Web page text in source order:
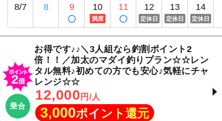
8/7 8 9 10
満席
11 12
定休日
13
定休日
14
定休日
乗合
お得です♪♪＼3人組なら釣割ポイント2
倍！！／加太のマダイ釣りプラン☆☆レン
タル無料♪初めての方でも安心♪気軽にチャ
レンジ☆☆
12,000 円/人
3,000ポイント還元